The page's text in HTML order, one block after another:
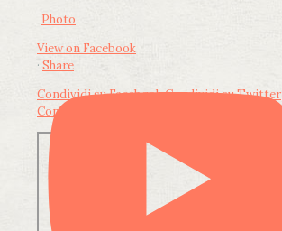
Photo
View on Facebook
· Share
Condividi su FacebookCondividi su Twitter
Condividi su LinkedIn